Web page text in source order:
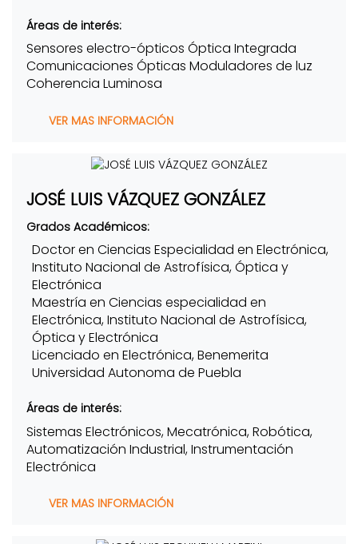
Áreas de interés:
Sensores electro-ópticos Óptica Integrada
Comunicaciones Ópticas Moduladores de luz
Coherencia Luminosa
VER MAS INFORMACIÓN
JOSÉ LUIS VÁZQUEZ GONZÁLEZ
Grados Académicos:
Doctor en Ciencias Especialidad en Electrónica,
Instituto Nacional de Astrofísica, Óptica y
Electrónica
Maestría en Ciencias especialidad en
Electrónica, Instituto Nacional de Astrofísica,
Óptica y Electrónica
Licenciado en Electrónica, Benemerita
Universidad Autonoma de Puebla
Áreas de interés:
Sistemas Electrónicos, Mecatrónica, Robótica,
Automatización Industrial, Instrumentación
Electrónica
VER MAS INFORMACIÓN